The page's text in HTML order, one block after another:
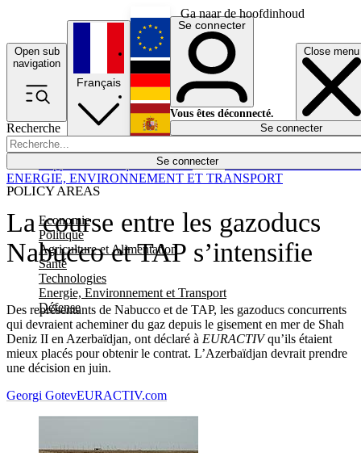
Ga naar de hoofdinhoud
Open sub
navigation
Close menu
Recherche
Se connecter
POLICY AREAS
Economie
Politique
Agriculture et Alimentation
Santé
Technologies
Energie, Environnement et Transport
Défense
Économie
Français
English
Deutsch
Español
Se connecter
Vous êtes déconnecté.
Se connecter
La course entre les gazoducs
Nabucco et TAP s’intensifie
Des représentants de Nabucco et de TAP, les gazoducs concurrents
qui devraient acheminer du gaz depuis le gisement en mer de Shah
Deniz II en Azerbaïdjan, ont déclaré à EURACTIVqu’ils étaient
mieux placés pour obtenir le contrat. L’Azerbaïdjan devrait prendre
une décision en juin.
ENERGIE, ENVIRONNEMENT ET TRANSPORT
Georgi GotevEURACTIV.com